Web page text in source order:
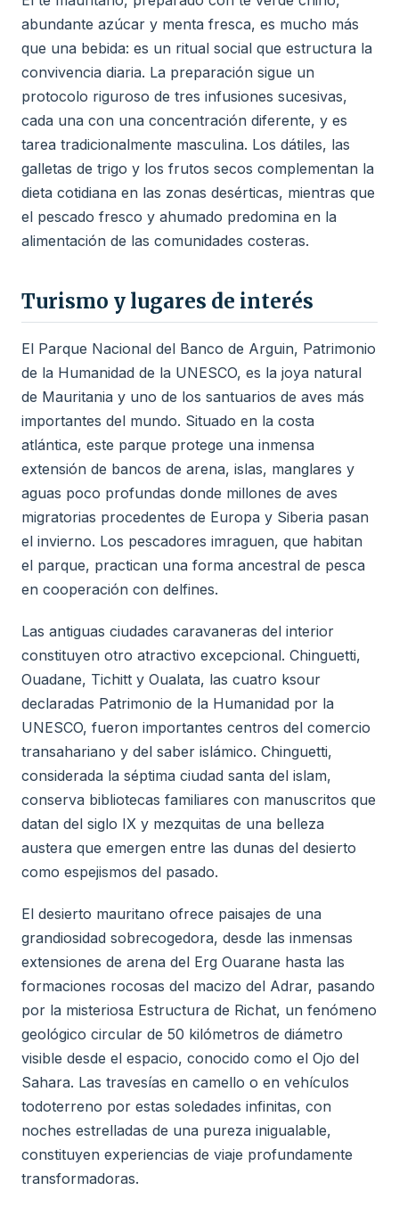
abundante azúcar y menta fresca, es mucho más
que una bebida: es un ritual social que estructura la
convivencia diaria. La preparación sigue un
protocolo riguroso de tres infusiones sucesivas,
cada una con una concentración diferente, y es
tarea tradicionalmente masculina. Los dátiles, las
galletas de trigo y los frutos secos complementan la
dieta cotidiana en las zonas desérticas, mientras que
el pescado fresco y ahumado predomina en la
alimentación de las comunidades costeras.
Turismo y lugares de interés
El Parque Nacional del Banco de Arguin, Patrimonio
de la Humanidad de la UNESCO, es la joya natural
de Mauritania y uno de los santuarios de aves más
importantes del mundo. Situado en la costa
atlántica, este parque protege una inmensa
extensión de bancos de arena, islas, manglares y
aguas poco profundas donde millones de aves
migratorias procedentes de Europa y Siberia pasan
el invierno. Los pescadores imraguen, que habitan
el parque, practican una forma ancestral de pesca
en cooperación con delfines.
Las antiguas ciudades caravaneras del interior
constituyen otro atractivo excepcional. Chinguetti,
Ouadane, Tichitt y Oualata, las cuatro ksour
declaradas Patrimonio de la Humanidad por la
UNESCO, fueron importantes centros del comercio
transahariano y del saber islámico. Chinguetti,
considerada la séptima ciudad santa del islam,
conserva bibliotecas familiares con manuscritos que
datan del siglo IX y mezquitas de una belleza
austera que emergen entre las dunas del desierto
como espejismos del pasado.
El desierto mauritano ofrece paisajes de una
grandiosidad sobrecogedora, desde las inmensas
extensiones de arena del Erg Ouarane hasta las
formaciones rocosas del macizo del Adrar, pasando
por la misteriosa Estructura de Richat, un fenómeno
geológico circular de 50 kilómetros de diámetro
visible desde el espacio, conocido como el Ojo del
Sahara. Las travesías en camello o en vehículos
todoterreno por estas soledades infinitas, con
noches estrelladas de una pureza inigualable,
constituyen experiencias de viaje profundamente
transformadoras.